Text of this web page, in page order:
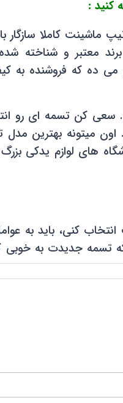
ماشینت کاملا
معتبر و شناخته
می ده که
و مقایسه کن. سعی کن
کن. اون میتونه
های لوازم یدکی
تسمه تایم 206 رو برای
تسمه جدیدت به خوبی